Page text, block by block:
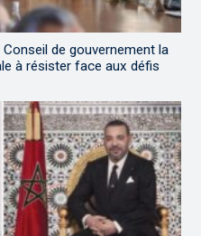
de gouvernement la
à résister face aux défis